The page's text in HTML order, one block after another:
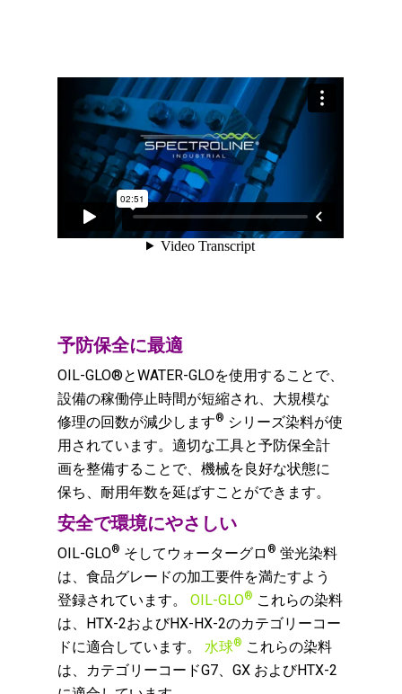
予防保全に最適
OIL-GLO®とWATER-GLOを使用することで、
設備の稼働停止時間が短縮され、大規模な
修理の回数が減少します® シリーズ染料が使
用されています。適切な工具と予防保全計
画を整備することで、機械を良好な状態に
保ち、耐用年数を延ばすことができます。
安全で環境にやさしい
OIL-GLO® そしてウォーターグロ ® 蛍光染料
は、食品グレードの加工要件を満たすよう
登録されています。OIL-GLO® これらの染料
は、HTX-2およびHX-HX-2のカテゴリーコー
ドに適合しています。水球® これらの染料
は、カテゴリーコードG7、GX およびHTX-2